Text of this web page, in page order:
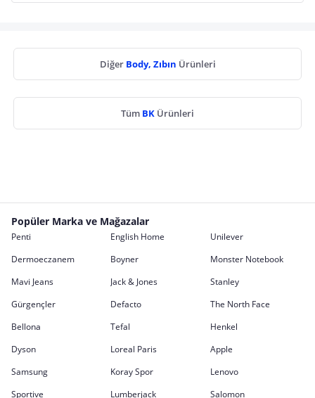
Diğer Body, Zıbın Ürünleri
Tüm BK Ürünleri
Popüler Marka ve Mağazalar
Penti English Home
Unilever
Dermoeczanem
Boyner
Monster Notebook
Mavi Jeans
Jack & Jones
Stanley
Gürgençler
Defacto
The North Face
Bellona
Tefal
Henkel
Dyson
Loreal Paris
Apple
Samsung
Koray Spor
Lenovo
Sportive
Lumberjack Salomon